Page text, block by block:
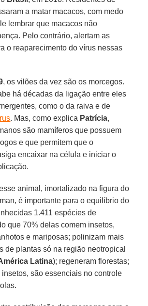
a matar macacos, com medo
lembrar que macacos não
Pelo contrário, alertam as
o reaparecimento do vírus nessas
, os vilões da vez são os morcegos.
há décadas da ligação entre eles
como o da raiva e de
. Mas, como explica Patrícia,
são mamíferos que possuem
e que permitem que o
encaixar na célula e iniciar o
animal, imortalizado na figura do
é importante para o equilíbrio do
1.411 espécies de
que 70% delas comem insetos,
e mariposas; polinizam mais
de plantas só na região neotropical
Latina); regeneram florestas;
insetos, são essenciais no controle